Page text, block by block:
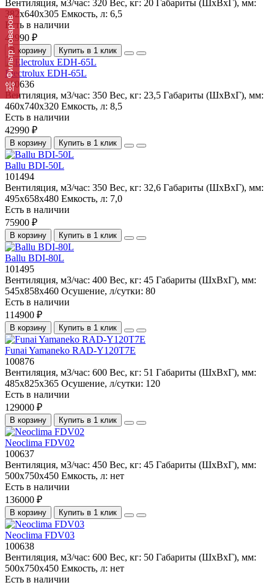
Фильтр товаров
Вентиляция, м3/час: 320 Вес, кг: 20 Габариты (ШхВхГ), мм:
382x640x305 Емкость, л: 6,5
Есть в наличии
42990 ₽
В корзину Купить в 1 клик
Electrolux EDH-65L
100636
Вентиляция, м3/час: 350 Вес, кг: 23,5 Габариты (ШхВхГ), мм:
460x740x320 Емкость, л: 8,5
Есть в наличии
42990 ₽
В корзину Купить в 1 клик
Ballu BDI-50L
101494
Вентиляция, м3/час: 350 Вес, кг: 32,6 Габариты (ШхВхГ), мм:
495x658x480 Емкость, л: 7,0
Есть в наличии
75900 ₽
В корзину Купить в 1 клик
Ballu BDI-80L
101495
Вентиляция, м3/час: 400 Вес, кг: 45 Габариты (ШхВхГ), мм:
545x858x460 Осушение, л/сутки: 80
Есть в наличии
114900 ₽
В корзину Купить в 1 клик
Funai Yamaneko RAD-Y120T7E
100876
Вентиляция, м3/час: 600 Вес, кг: 51 Габариты (ШхВхГ), мм:
485x825x365 Осушение, л/сутки: 120
Есть в наличии
129000 ₽
В корзину Купить в 1 клик
Neoclima FDV02
100637
Вентиляция, м3/час: 450 Вес, кг: 45 Габариты (ШхВхГ), мм:
500x750x450 Емкость, л: нет
Есть в наличии
136000 ₽
В корзину Купить в 1 клик
Neoclima FDV03
100638
Вентиляция, м3/час: 600 Вес, кг: 50 Габариты (ШхВхГ), мм:
500x750x450 Емкость, л: нет
Есть в наличии